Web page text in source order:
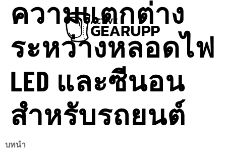
ความแตกต่าง
ระหว่างหลอดไฟ
LED และซีนอน
สำหรับรถยนต์
บทนำ